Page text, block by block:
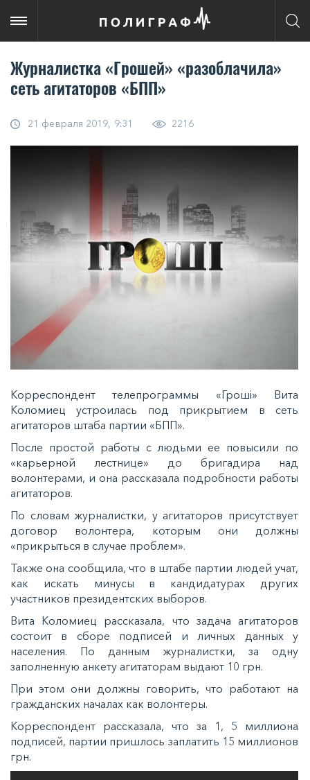
Журналистка «Грошей» «разоблачила»
сеть агитаторов «БПП»
21 февраля 2019, 9:31 2216
Корреспондент телепрограммы «Гроші» Вита
Коломиец устроилась под прикрытием в сеть
агитаторов штаба партии «БПП».
После простой работы с людьми ее повысили по
«карьерной лестнице» до бригадира над
волонтерами, и она рассказала подробности работы
агитаторов.
По словам журналистки, у агитаторов присутствует
договор волонтера, которым они должны
«прикрыться в случае проблем».
Также она сообщила, что в штабе партии людей учат,
как искать минусы в кандидатурах других
участников президентских выборов.
Вита Коломиец рассказала, что задача агитаторов
состоит в сборе подписей и личных данных у
населения. По данным журналистки, за одну
заполненную анкету агитаторам выдают 10 грн.
При этом они должны говорить, что работают на
гражданских началах как волонтеры.
Корреспондент рассказала, что за 1, 5 миллиона
подписей, партии пришлось заплатить 15 миллионов
грн.